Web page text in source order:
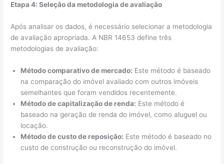
Etapa 4: Seleção da metodologia de avaliação
Após analisar os dados, é necessário selecionar a metodologia
de avaliação apropriada. A NBR 14653 define três
metodologias de avaliação:
Método comparativo de mercado: Este método é baseado
na comparação do imóvel avaliado com outros imóveis
semelhantes que foram vendidos recentemente.
Método de capitalização de renda: Este método é
baseado na geração de renda do imóvel, como aluguel ou
locação.
Método de custo de reposição: Este método é baseado no
custo de construção ou reconstrução do imóvel.